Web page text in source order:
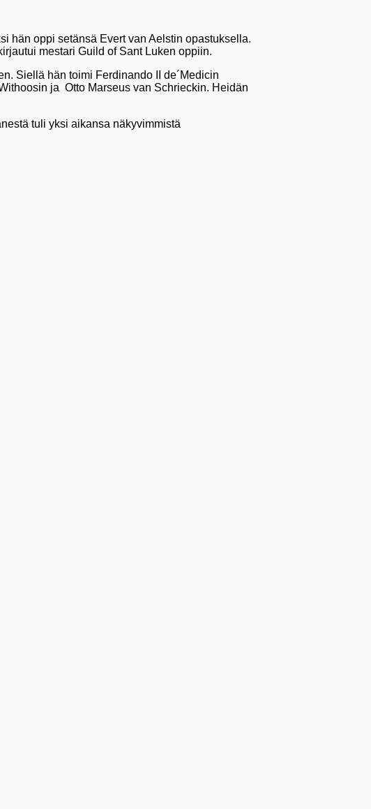
hän oppi setänsä Evert van Aelstin opastuksella.
mestari Guild of Sant Luken oppiin.
Siellä hän toimi Ferdinando II de´Medicin
ja Otto Marseus van Schrieckin. Heidän
tuli yksi aikansa näkyvimmistä